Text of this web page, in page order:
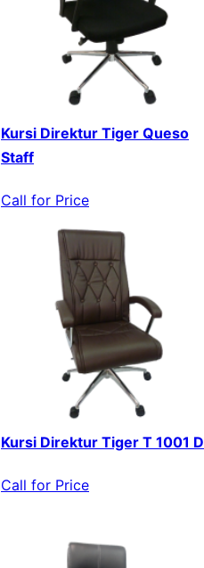
Kursi Direktur Tiger Queso
Staff
Call for Price
Kursi Direktur Tiger T 1001 D
Call for Price